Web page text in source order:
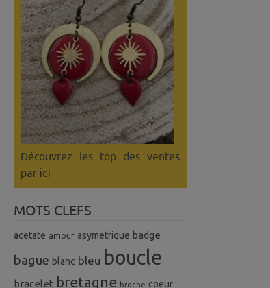
Découvrez les top des ventes
par ici
MOTS CLEFS
acetate amour asymetrique badge
bague blanc bleu boucle
bracelet bretagne broche coeur